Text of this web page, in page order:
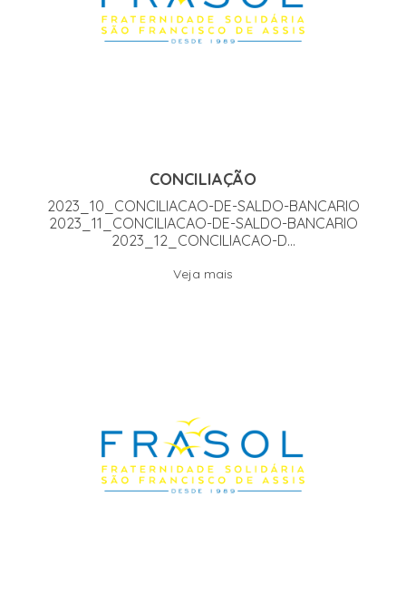
CONCILIAÇÃO
2023_10_CONCILIACAO-DE-SALDO-BANCARIO
2023_11_CONCILIACAO-DE-SALDO-BANCARIO
2023_12_CONCILIACAO-D...
Veja mais